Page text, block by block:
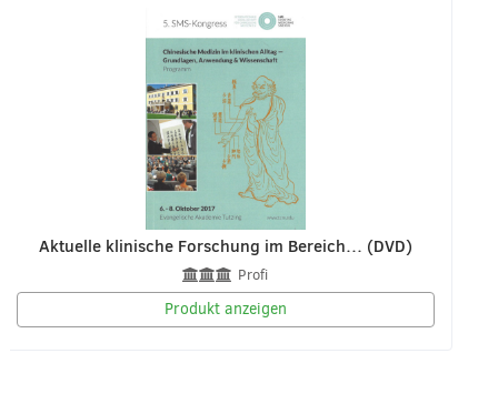
Aktuelle klinische Forschung im Bereich… (DVD)
Profi
Produkt anzeigen